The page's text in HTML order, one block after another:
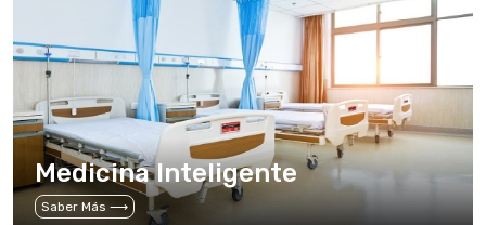
Medicina Inteligente
Saber Más ⟶